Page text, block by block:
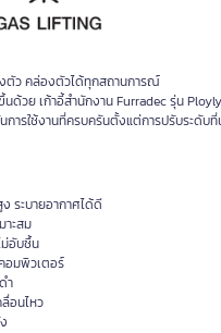
งตัว คล่องตัวได้ทุกสถานการณ์
วย เก้าอี้สำนักงาน Furradec รุ่น
ารใช้งานที่ครบครันตั้งแต่การปรับระดั
ระบายอากาศได้ดี
ะสม
ม่อับชื้น
อมพิวเตอร์
ำ
อนไหว